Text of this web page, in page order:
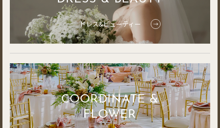
ドレス&ビューティー
COORDINATE &
FLOWER